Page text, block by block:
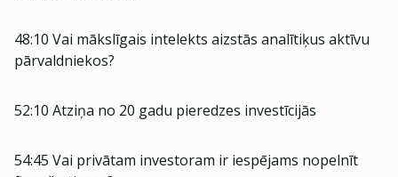
48:10 Vai mākslīgais intelekts aizstās analītiķus aktīvu
pārvaldniekos?
52:10 Atziņa no 20 gadu pieredzes investīcijās
54:45 Vai privātam investoram ir iespējams nopelnīt